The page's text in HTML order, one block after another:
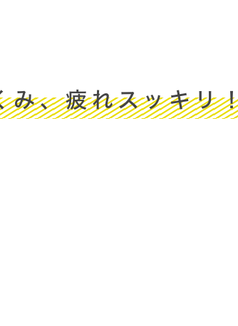
み、疲れスッキリ